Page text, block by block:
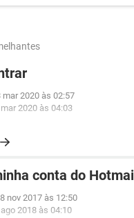
mar 2020 às 02:57
2020 às 04:03
conta do
nov 2017 às 12:50
2018 às 04:10